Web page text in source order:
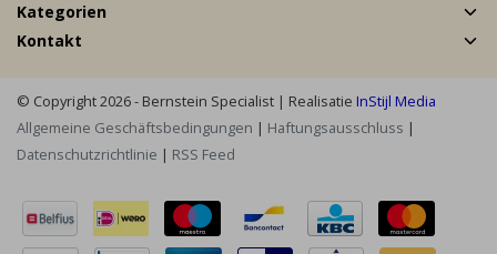
Kategorien
Kontakt
© Copyright 2026 - Bernstein Specialist | Realisatie InStijl Media
Allgemeine Geschäftsbedingungen | Haftungsausschluss |
Datenschutzrichtlinie | RSS Feed